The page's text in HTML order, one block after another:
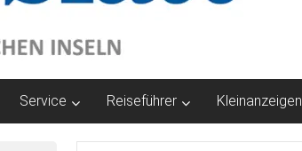
Service Reiseführer Kleinanzeigen